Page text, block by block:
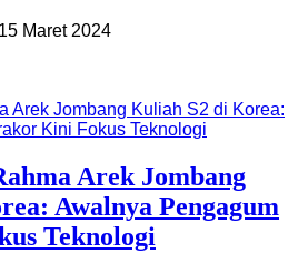
15 Maret 2024
Arek Jombang
Awalnya Pengagum
Teknologi